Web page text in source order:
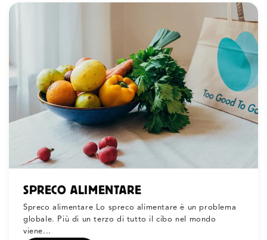
SPRECO ALIMENTARE
Spreco alimentare Lo spreco alimentare è un problema
globale. Più di un terzo di tutto il cibo nel mondo
viene...